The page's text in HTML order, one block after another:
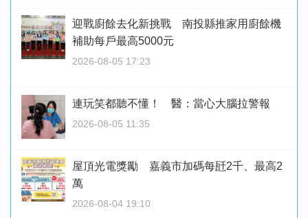
迎戰廚餘去化新挑戰 南投縣推家用廚餘機
補助每戶最高5000元
2026-08-05 17:23
連玩笑都聽不懂！ 醫：當心大腦拉警報
2026-08-05 11:35
屋頂光電獎勵 嘉義市加碼每瓩2千、最高2
萬
2026-08-04 19:10